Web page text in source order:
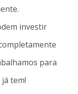
investir
para
tem!